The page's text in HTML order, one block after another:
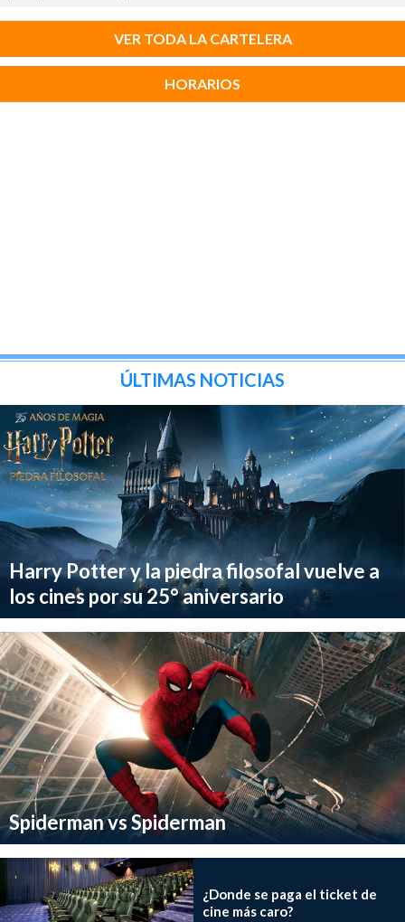
VER TODA LA CARTELERA
HORARIOS
ÚLTIMAS NOTICIAS
Harry Potter y la piedra filosofal vuelve a
los cines por su 25° aniversario
Spiderman vs Spiderman
¿Donde se paga el ticket de
cine más caro?